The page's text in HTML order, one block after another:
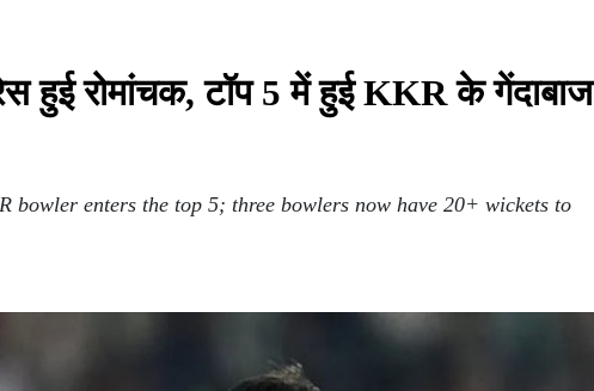
हुई रोमांचक, टॉप 5 में हुई KKR के गेंदाबाज
enters the top 5; three bowlers now have 20+ wickets to